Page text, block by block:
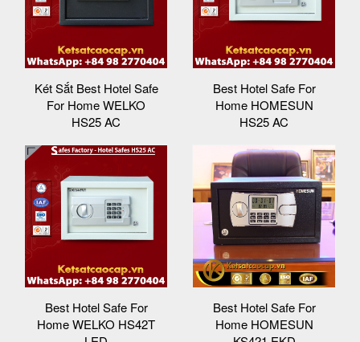
Két Sắt Best Hotel Safe
For Home WELKO
HS25 AC
Best Hotel Safe For
Home HOMESUN
HS25 AC
Best Hotel Safe For
Home WELKO HS42T
Best Hotel Safe For
Home HOMESUN